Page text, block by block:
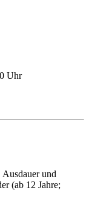
Uhr
und
(ab 12 Jahre;